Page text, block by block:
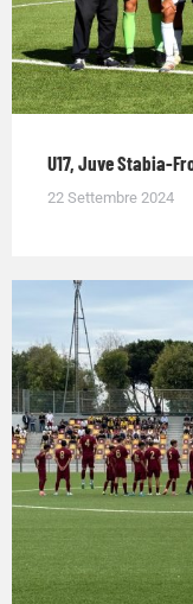
U17, Juve Stabia-
22 Settembre 2024